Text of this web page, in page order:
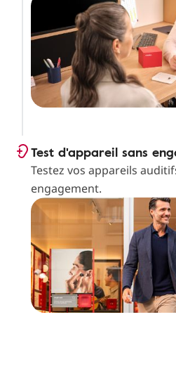
Test d'appareil sans
Testez vos appareils
engagement.